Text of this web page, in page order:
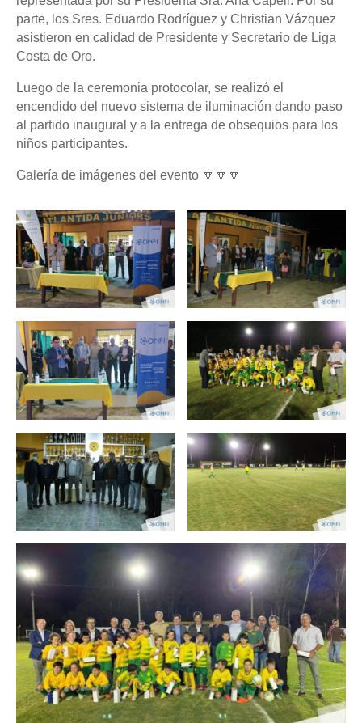
parte, los Sres. Eduardo Rodríguez y Christian Vázquez
asistieron en calidad de Presidente y Secretario de Liga
Costa de Oro.
Luego de la ceremonia protocolar, se realizó el
encendido del nuevo sistema de iluminación dando paso
al partido inaugural y a la entrega de obsequios para los
niños participantes.
Galería de imágenes del evento 🔽🔽🔽